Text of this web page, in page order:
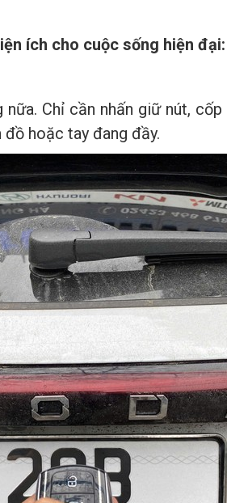
ích cho cuộc sống hiện đại:
Chỉ cần nhấn giữ nút,
hoặc tay đang đầy.